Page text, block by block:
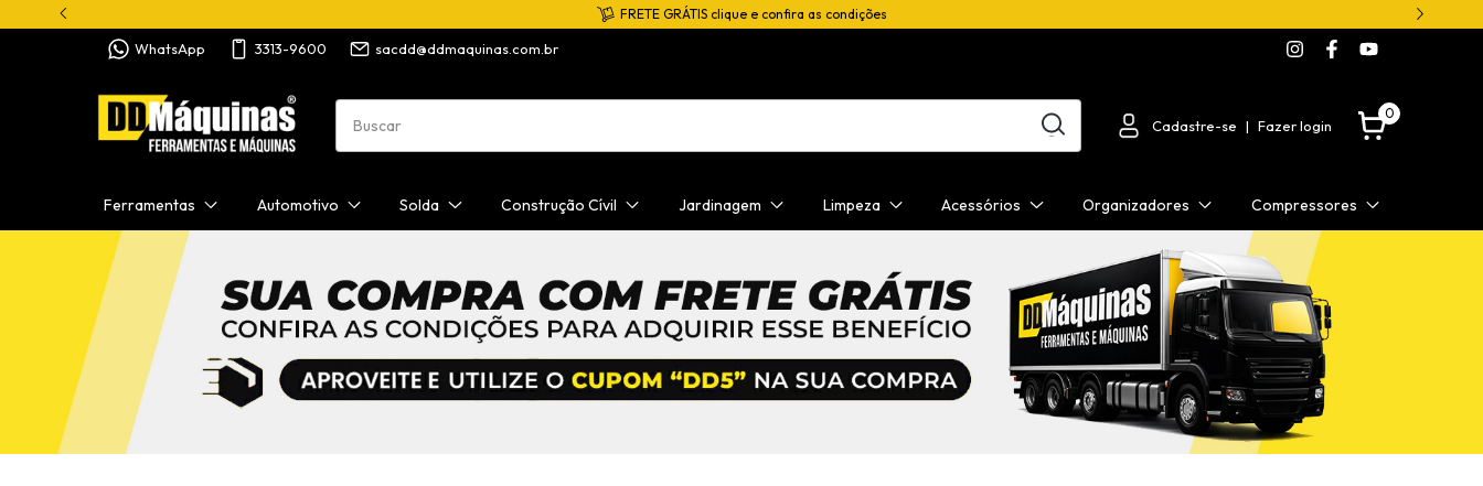
FRETE GRÁTIS clique e confira as condições
WhatsApp 3313-9600 sacdd@ddmaquinas.com.br
Cadastre-se | Fazer login
0
Ferramentas Automotivo Solda Construção Cívil Jardinagem Limpeza Acessórios Organizadores Compressores